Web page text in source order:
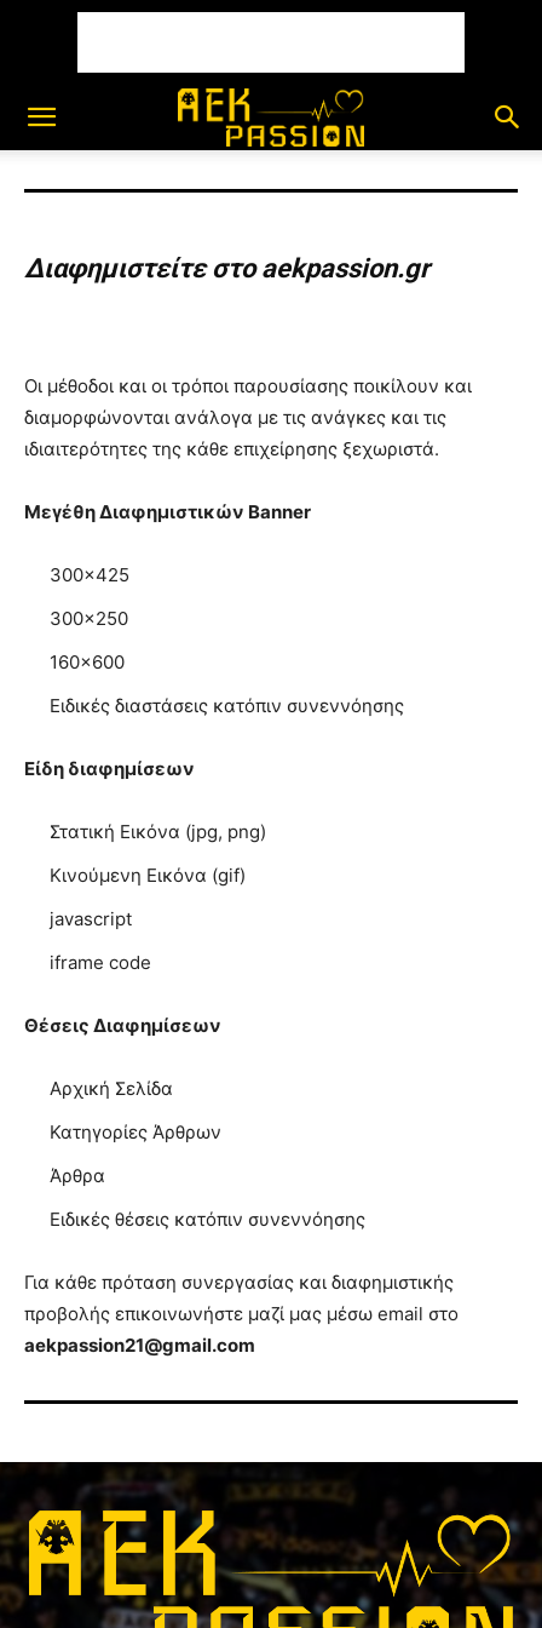
Διαφημιστείτε στο aekpassion.gr
Οι μέθοδοι και οι τρόποι παρουσίασης ποικίλουν και
διαμορφώνονται ανάλογα με τις ανάγκες και τις
ιδιαιτερότητες της κάθε επιχείρησης ξεχωριστά.
Μεγέθη Διαφημιστικών Banner
300×425
300×250
160×600
Ειδικές διαστάσεις κατόπιν συνεννόησης
Είδη διαφημίσεων
Στατική Εικόνα (jpg, png)
Κινούμενη Εικόνα (gif)
javascript
iframe code
Θέσεις Διαφημίσεων
Αρχική Σελίδα
Κατηγορίες Άρθρων
Άρθρα
Ειδικές θέσεις κατόπιν συνεννόησης
Για κάθε πρόταση συνεργασίας και διαφημιστικής
προβολής επικοινωνήστε μαζί μας μέσω email στο
aekpassion21@gmail.com